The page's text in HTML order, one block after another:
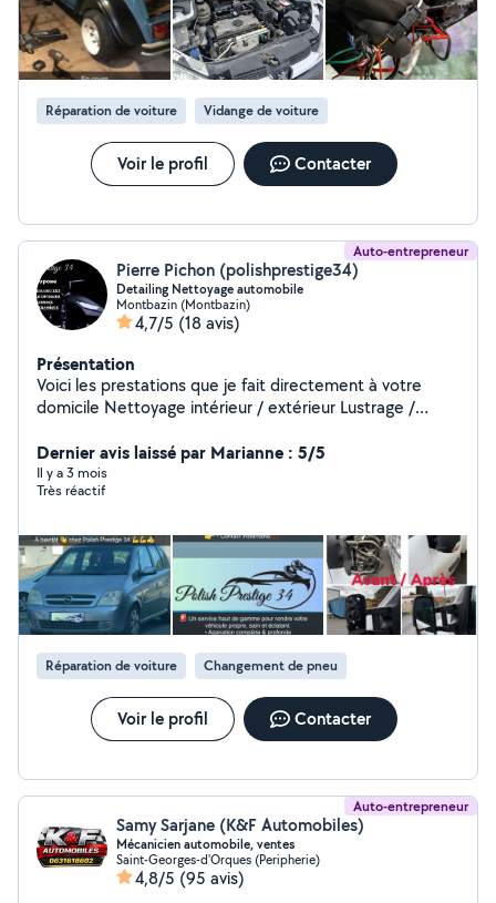
Disponible les samedi dimanche,soirée jusqu'à 22h en
semaine cordialement
Réparation de voiture Vidange de voiture
Voir le profil Contacter
Auto-entrepreneur
Pierre Pichon (polishprestige34)
Detailing Nettoyage automobile
Montbazin (Montbazin)
4,7/5 (18 avis)
Présentation
Voici les prestations que je fait directement à votre
domicile Nettoyage intérieur / extérieur Lustrage /
Petite Carrosserie Petit Mécanique
Dernier avis laissé par Marianne : 5/5
Il y a 3 mois
Très réactif
Réparation de voiture Changement de pneu
Voir le profil Contacter
Auto-entrepreneur
Samy Sarjane (K&F Automobiles)
Mécanicien automobile, ventes
Saint-Georges-d'Orques (Peripherie)
4,8/5 (95 avis)